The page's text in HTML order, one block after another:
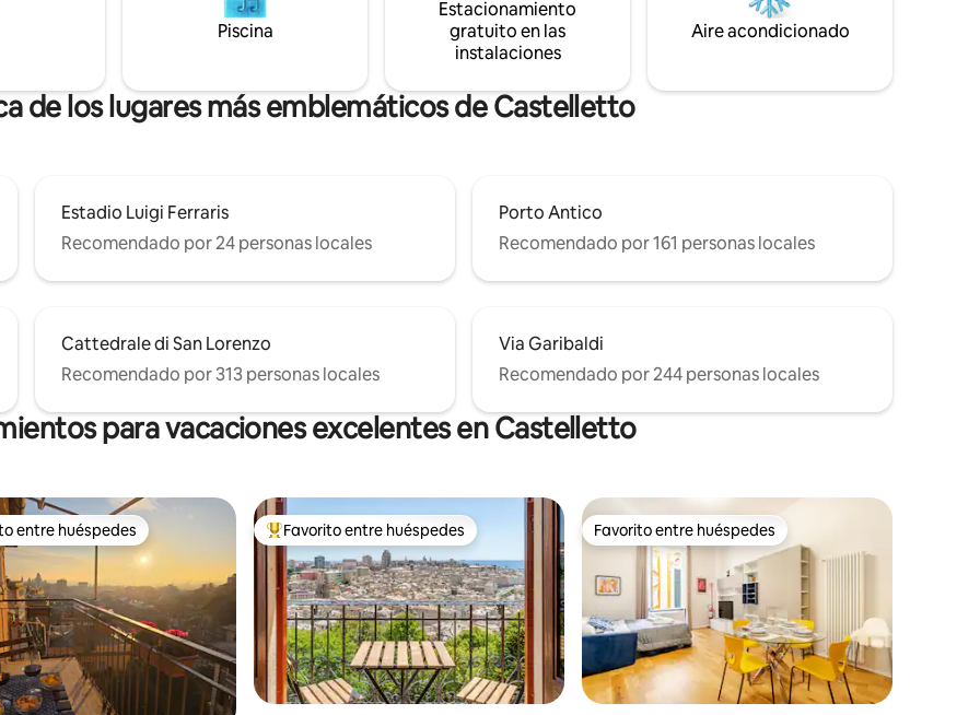
acuario, al que también se puede llegar
en transporte público y en el
Piscina
Estacionamiento
gratuito en las
instalaciones
Aire acondicionado
de los lugares más emblemáticos de Castelletto
Estadio Luigi Ferraris
Recomendado por 24 personas locales
Porto Antico
Recomendado por 161 personas locales
Cattedrale di San Lorenzo
Recomendado por 313 personas locales
Via Garibaldi
Recomendado por 244 personas locales
para vacaciones excelentes en Castelletto
huéspedes preferido
entre huéspedes Favorito entre huéspedes preferido
Favorito entre huéspedes Favorito entre huéspedes
Favorito entre huéspedes